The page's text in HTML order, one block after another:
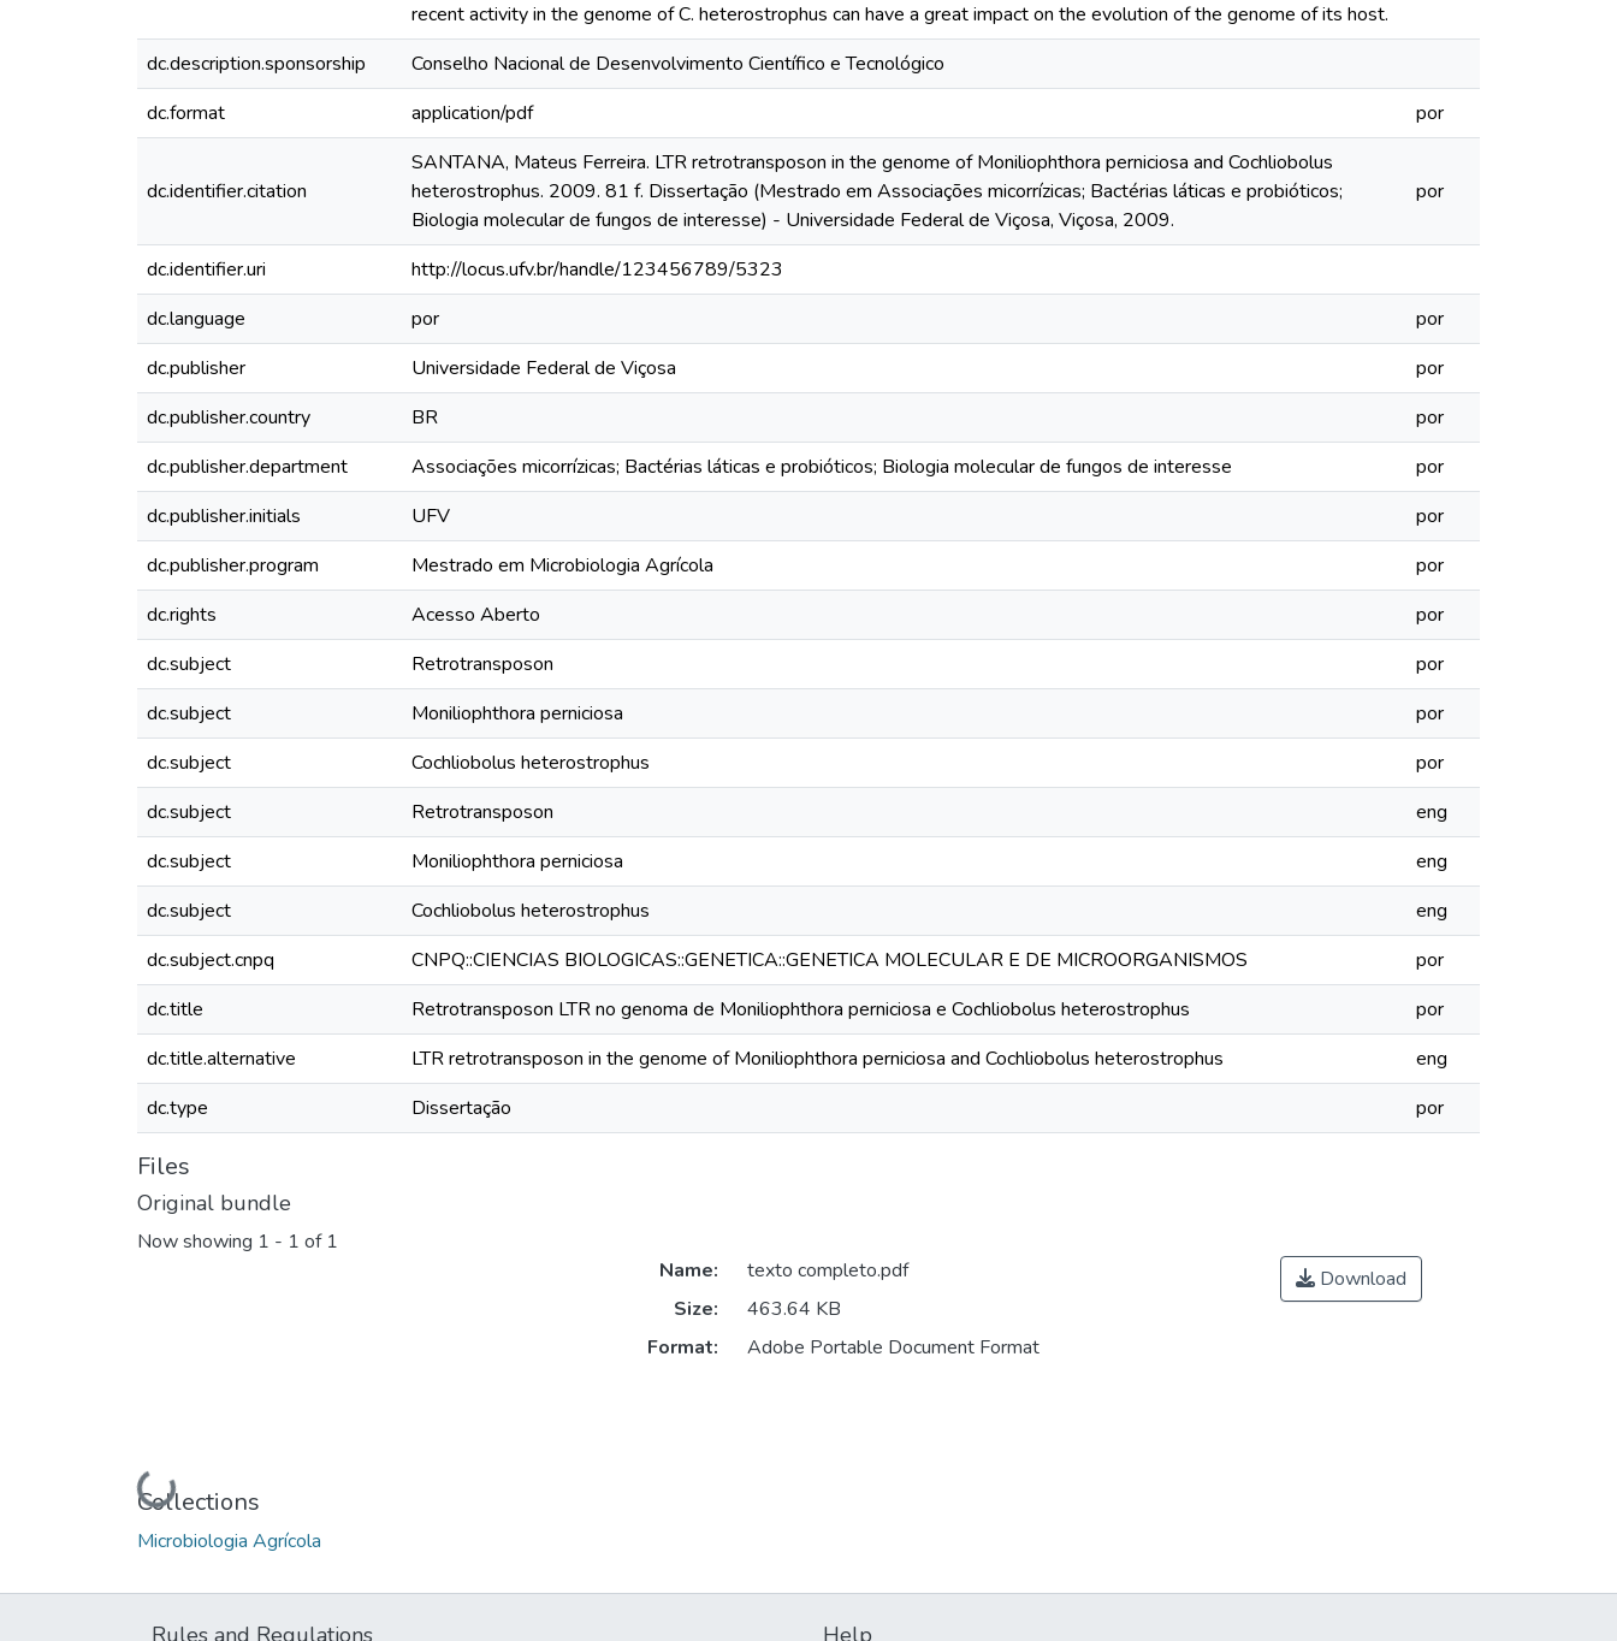
recent activity in the genome of C. heterostrophus can have a great impact on the evolution of the genome of its host.
dc.description.sponsorship
Conselho Nacional de Desenvolvimento Científico e Tecnológico
dc.format
application/pdf por
dc.identifier.citation
SANTANA, Mateus Ferreira. LTR retrotransposon in the genome of Moniliophthora perniciosa and Cochliobolus
heterostrophus. 2009. 81 f. Dissertação (Mestrado em Associações micorrízicas; Bactérias láticas e probióticos;
Biologia molecular de fungos de interesse) - Universidade Federal de Viçosa, Viçosa, 2009.
por
dc.identifier.uri
http://locus.ufv.br/handle/123456789/5323
dc.language
por
por
dc.publisher
Universidade Federal de Viçosa
por
dc.publisher.country
BR
por
dc.publisher.department
Associações micorrízicas; Bactérias láticas e probióticos; Biologia molecular de fungos de interesse
por
dc.publisher.initials
UFV
por
dc.publisher.program
Mestrado em Microbiologia Agrícola
por
dc.rights
Acesso Aberto
por
dc.subject
Retrotransposon
por
dc.subject
Moniliophthora perniciosa
por
dc.subject
Cochliobolus heterostrophus
por
dc.subject
Retrotransposon
eng
dc.subject
Moniliophthora perniciosa
eng
dc.subject
Cochliobolus heterostrophus
eng
dc.subject.cnpq
CNPQ::CIENCIAS BIOLOGICAS::GENETICA::GENETICA MOLECULAR E DE MICROORGANISMOS
por
dc.title
Retrotransposon LTR no genoma de Moniliophthora perniciosa e Cochliobolus heterostrophus
por
dc.title.alternative
LTR retrotransposon in the genome of Moniliophthora perniciosa and Cochliobolus heterostrophus
eng
dc.type
Dissertação por
Files
Original bundle
Now showing 1 - 1 of 1
Loading...
Name:
texto completo.pdf
Size:
463.64 KB
Format:
Adobe Portable Document Format
Download
Collections
Microbiologia Agrícola